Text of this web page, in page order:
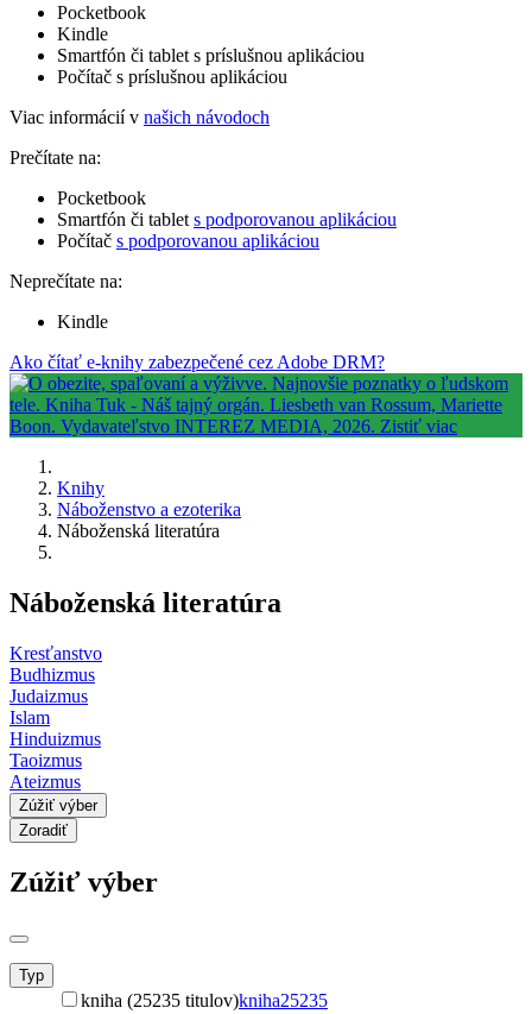
Pocketbook
Kindle
Smartfón či tablet s príslušnou aplikáciou
Počítač s príslušnou aplikáciou
Viac informácií v našich návodoch
Prečítate na:
Pocketbook
Smartfón či tablet s podporovanou aplikáciou
Počítač s podporovanou aplikáciou
Neprečítate na:
Kindle
Ako čítať e-knihy zabezpečené cez Adobe DRM?
Knihy
Náboženstvo a ezoterika
Náboženská literatúra
Náboženská literatúra
Kresťanstvo
Budhizmus
Judaizmus
Islam
Hinduizmus
Taoizmus
Ateizmus
Zúžiť výber
Zoradiť
Zúžiť výber
Typ
kniha (25235 titulov)kniha25235